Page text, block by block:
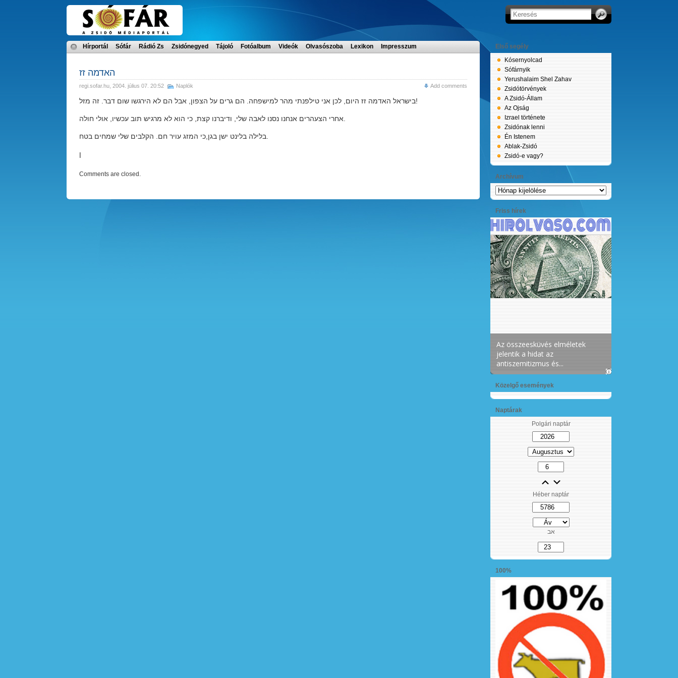
Hírportál Sófár Rádió Zs Zsidónegyed Tájoló Fotóalbum Videók Olvasószoba Lexikon Impresszum
האדמה זז
regi.sofar.hu , 2004. július 07. 20:52 Naplók Add comments
בישראל האדמה זז היום, לכן אני טילפנתי מהר למישפחה. הם גרים על הצפון, אבל הם לא הירגשו שום דבר. זה מזל!
ן
Comments are closed.
Első segély
Kósernyolcad
Sófárnyik
Yerushalaim Shel Zahav
Zsidótörvények
A Zsidó-Állam
Az Ojság
Izrael története
Zsidónak lenni
Én Istenem
Ablak-Zsidó
Zsidó-e vagy?
Archívum
Archívum
Friss hírek
Közelgő események
Naptárak
Polgári naptár
Héber naptár
אב
100%